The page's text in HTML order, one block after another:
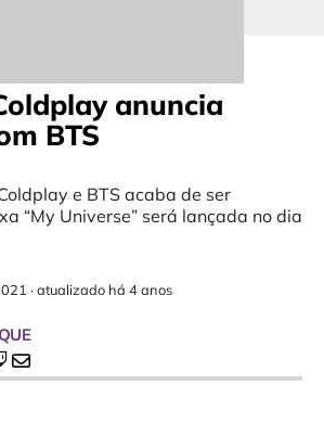
anuncia
BTS
e BTS acaba de ser
“My Universe” será lançada no dia
·atualizado há 4 anos